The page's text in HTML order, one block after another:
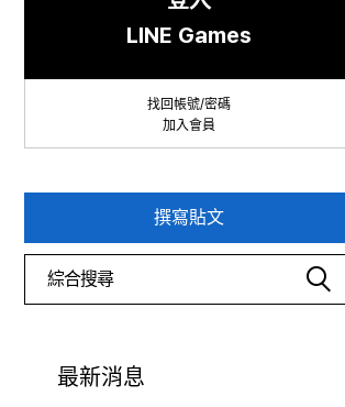
LINE Games
找回帳號/密碼
加入會員
撰寫貼文
最新消息